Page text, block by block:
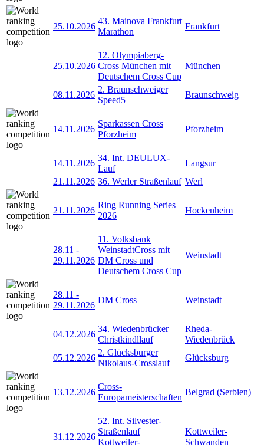
25.10.2026
43. Mainova Frankfurt
Marathon
Frankfurt
25.10.2026
12. Olympiaberg-
Cross München mit
Deutschem Cross Cup
München
08.11.2026
2. Braunschweiger
Speed5
Braunschweig
14.11.2026
Sparkassen Cross
Pforzheim
Pforzheim
14.11.2026
34. Int. DEULUX-
Lauf
Langsur
21.11.2026 36. Werler Straßenlauf Werl
21.11.2026
Ring Running Series
2026
Hockenheim
28.11 -
29.11.2026
11. Volksbank
WeinstadtCross mit
DM Cross und
Deutschem Cross Cup
Weinstadt
28.11 -
29.11.2026
DM Cross Weinstadt
04.12.2026
34. Wiedenbrücker
Christkindllauf
Rheda-
Wiedenbrück
05.12.2026
2. Glücksburger
Nikolaus-Crosslauf
Glücksburg
13.12.2026
Cross-
Europameisterschaften
Belgrad (Serbien)
31.12.2026
52. Int. Silvester-
Straßenlauf
Kottweiler-
Kottweiler-
Schwanden